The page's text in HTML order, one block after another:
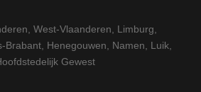
West-Vlaanderen Limburg
Brabant Henegouwen Namen Luik
Gewest